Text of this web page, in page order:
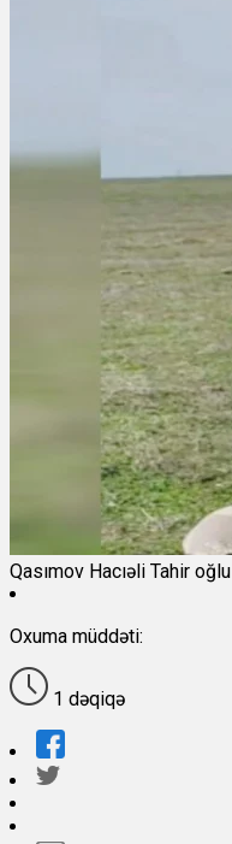
Qasımov Hacıəli Tahir oğlu
Oxuma müddəti:
1 dəqiqə